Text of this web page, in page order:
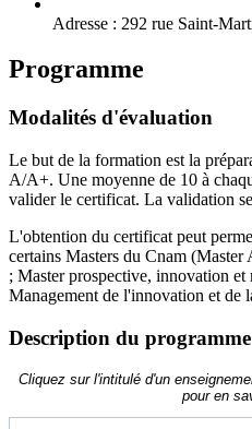
Adresse : 292 rue Saint-
Programme
Modalités d'évaluation
Le but de la formation est la
A/A+. Une moyenne de 10 à
valider le certificat. La validation
L'obtention du certificat peut
certains Masters du Cnam
; Master prospective, innovation
Management de l'innovation et de
Description du programme
Cliquez sur l'intitulé d'un
pour en